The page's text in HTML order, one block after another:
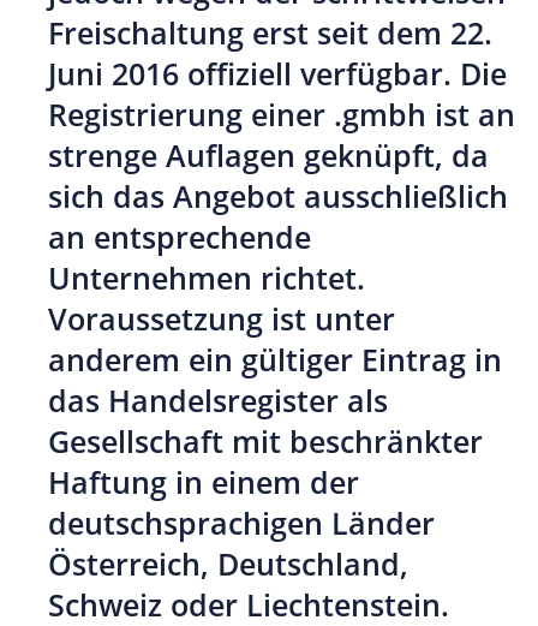
Freischaltung erst seit dem 22.
Juni 2016 offiziell verfügbar. Die
Registrierung einer .gmbh ist an
strenge Auflagen geknüpft, da
sich das Angebot ausschließlich
an entsprechende
Unternehmen richtet.
Voraussetzung ist unter
anderem ein gültiger Eintrag in
das Handelsregister als
Gesellschaft mit beschränkter
Haftung in einem der
deutschsprachigen Länder
Österreich, Deutschland,
Schweiz oder Liechtenstein.